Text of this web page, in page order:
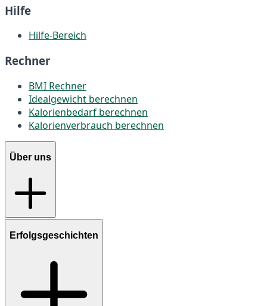
Hilfe
Hilfe-Bereich
Rechner
BMI Rechner
Idealgewicht berechnen
Kalorienbedarf berechnen
Kalorienverbrauch berechnen
Über uns
Erfolgsgeschichten